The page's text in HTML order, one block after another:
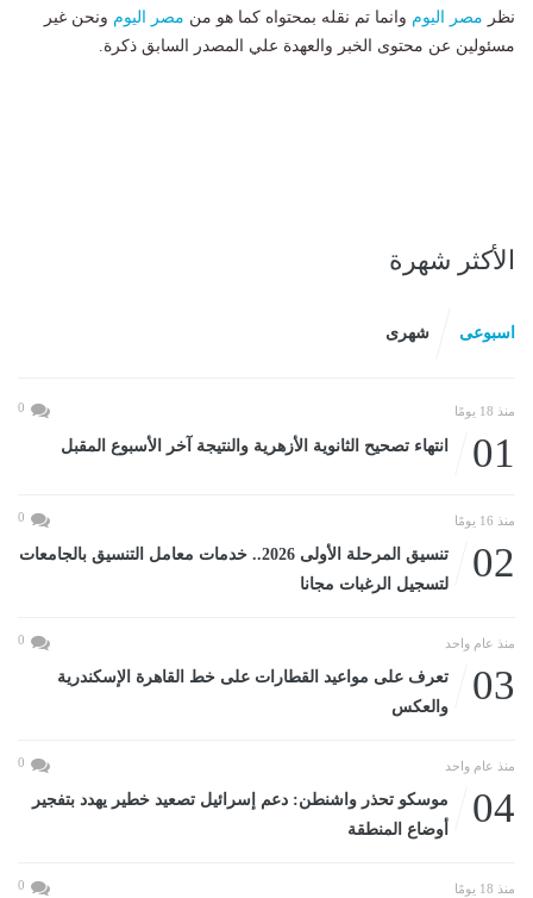
نظر مصر اليوم وانما تم نقله بمحتواه كما هو من مصر اليوم ونحن غير
مسئولين عن محتوى الخبر والعهدة علي المصدر السابق ذكرة.
الأكثر شهرة
اسبوعى شهرى
منذ 18 يومًا 0
01 انتهاء تصحيح الثانوية الأزهرية والنتيجة آخر الأسبوع المقبل
منذ 16 يومًا 0
02
تنسيق المرحلة الأولى 2026.. خدمات معامل التنسيق بالجامعات
لتسجيل الرغبات مجانا
منذ عام واحد 0
03
تعرف على مواعيد القطارات على خط القاهرة الإسكندرية
والعكس
منذ عام واحد 0
04
موسكو تحذر واشنطن: دعم إسرائيل تصعيد خطير يهدد بتفجير
أوضاع المنطقة
منذ 18 يومًا 0